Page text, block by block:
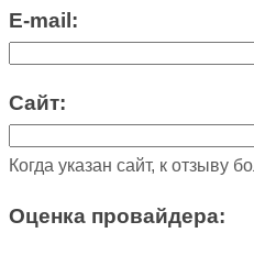
E-mail:
Сайт:
Когда указан сайт, к отзыву
Оценка провайдера: